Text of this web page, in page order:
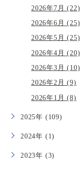
2026年7月 (22)
2026年6月 (25)
2026年5月 (25)
2026年4月 (20)
2026年3月 (10)
2026年2月 (9)
2026年1月 (8)
2025年 (109)
2024年 (1)
2023年 (3)